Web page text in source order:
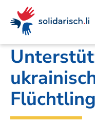
Navigieren
in
Inhalt
Projekt
von
Amt für Auswärtige